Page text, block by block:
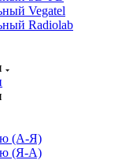
Vegatel
Radiolab
(А-Я)
(Я-А)